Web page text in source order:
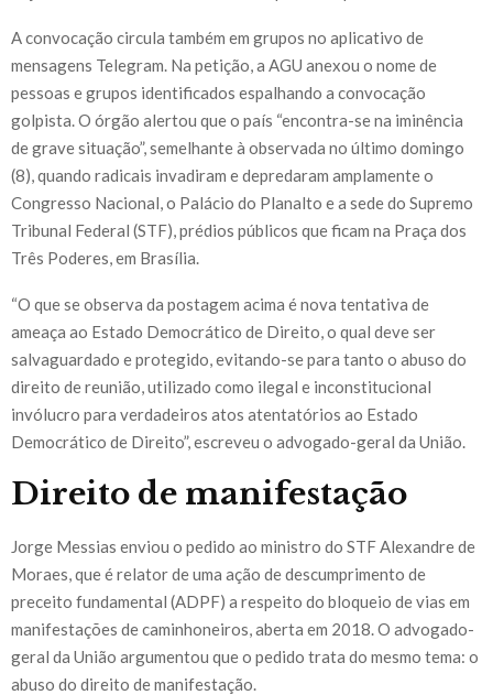
A convocação circula também em grupos no aplicativo de
mensagens Telegram. Na petição, a AGU anexou o nome de
pessoas e grupos identificados espalhando a convocação
golpista. O órgão alertou que o país “encontra-se na iminência
de grave situação”, semelhante à observada no último domingo
(8), quando radicais invadiram e depredaram amplamente o
Congresso Nacional, o Palácio do Planalto e a sede do Supremo
Tribunal Federal (STF), prédios públicos que ficam na Praça dos
Três Poderes, em Brasília.
“O que se observa da postagem acima é nova tentativa de
ameaça ao Estado Democrático de Direito, o qual deve ser
salvaguardado e protegido, evitando-se para tanto o abuso do
direito de reunião, utilizado como ilegal e inconstitucional
invólucro para verdadeiros atos atentatórios ao Estado
Democrático de Direito”, escreveu o advogado-geral da União.
Direito de manifestação
Jorge Messias enviou o pedido ao ministro do STF Alexandre de
Moraes, que é relator de uma ação de descumprimento de
preceito fundamental (ADPF) a respeito do bloqueio de vias em
manifestações de caminhoneiros, aberta em 2018. O advogado-
geral da União argumentou que o pedido trata do mesmo tema: o
abuso do direito de manifestação.